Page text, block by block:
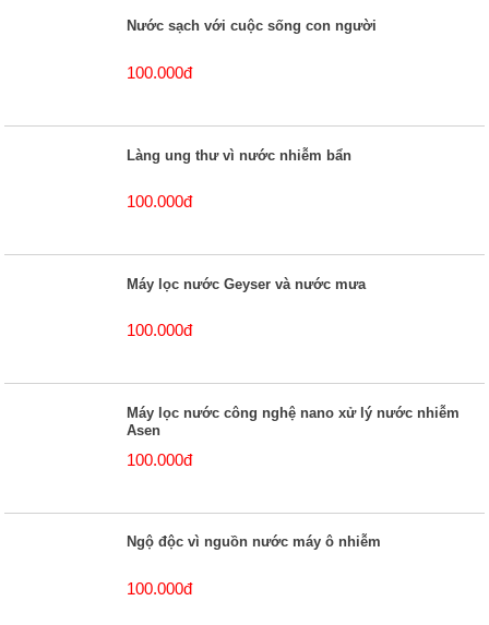
Nước sạch với cuộc sống con người
100.000đ
Làng ung thư vì nước nhiễm bẩn
100.000đ
Máy lọc nước Geyser và nước mưa
100.000đ
Máy lọc nước công nghệ nano xử lý nước nhiễm
Asen
100.000đ
Ngộ độc vì nguồn nước máy ô nhiễm
100.000đ